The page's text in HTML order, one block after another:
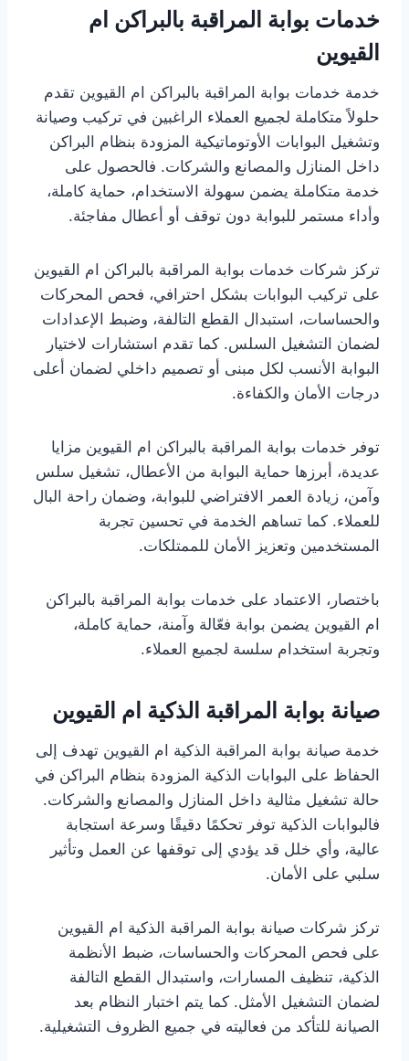
خدمات بوابة المراقبة بالبراكن ام
القيوين
خدمة خدمات بوابة المراقبة بالبراكن ام القيوين تقدم
حلولاً متكاملة لجميع العملاء الراغبين في تركيب وصيانة
وتشغيل البوابات الأوتوماتيكية المزودة بنظام البراكن
داخل المنازل والمصانع والشركات. فالحصول على
خدمة متكاملة يضمن سهولة الاستخدام، حماية كاملة،
وأداء مستمر للبوابة دون توقف أو أعطال مفاجئة.
تركز شركات خدمات بوابة المراقبة بالبراكن ام القيوين
على تركيب البوابات بشكل احترافي، فحص المحركات
والحساسات، استبدال القطع التالفة، وضبط الإعدادات
لضمان التشغيل السلس. كما تقدم استشارات لاختيار
البوابة الأنسب لكل مبنى أو تصميم داخلي لضمان أعلى
درجات الأمان والكفاءة.
توفر خدمات بوابة المراقبة بالبراكن ام القيوين مزايا
عديدة، أبرزها حماية البوابة من الأعطال، تشغيل سلس
وآمن، زيادة العمر الافتراضي للبوابة، وضمان راحة البال
للعملاء. كما تساهم الخدمة في تحسين تجربة
المستخدمين وتعزيز الأمان للممتلكات.
باختصار، الاعتماد على خدمات بوابة المراقبة بالبراكن
ام القيوين يضمن بوابة فعّالة وآمنة، حماية كاملة،
وتجربة استخدام سلسة لجميع العملاء.
صيانة بوابة المراقبة الذكية ام القيوين
خدمة صيانة بوابة المراقبة الذكية ام القيوين تهدف إلى
الحفاظ على البوابات الذكية المزودة بنظام البراكن في
حالة تشغيل مثالية داخل المنازل والمصانع والشركات.
فالبوابات الذكية توفر تحكمًا دقيقًا وسرعة استجابة
عالية، وأي خلل قد يؤدي إلى توقفها عن العمل وتأثير
سلبي على الأمان.
تركز شركات صيانة بوابة المراقبة الذكية ام القيوين
على فحص المحركات والحساسات، ضبط الأنظمة
الذكية، تنظيف المسارات، واستبدال القطع التالفة
لضمان التشغيل الأمثل. كما يتم اختبار النظام بعد
الصيانة للتأكد من فعاليته في جميع الظروف التشغيلية.